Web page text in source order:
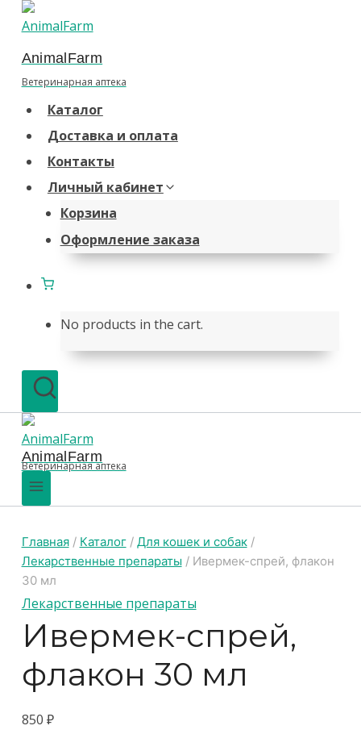
Перейти
содержанию
AnimalFarm
Ветеринарная аптека
Каталог
Доставка и оплата
Контакты
Личный кабинет
Корзина
Оформление заказа
No products in the cart.
AnimalFarm
Ветеринарная аптека
Главная / Каталог / Для кошек и собак /
Лекарственные препараты / Ивермек-спрей, флакон
30 мл
Лекарственные препараты
Ивермек-спрей,
флакон 30 мл
850 ₽